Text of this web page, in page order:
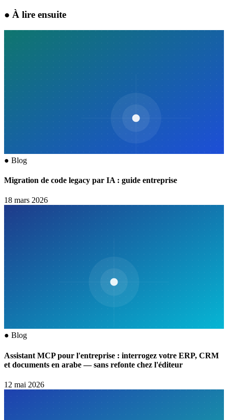
● À lire ensuite
● Blog
Migration de code legacy par IA : guide entreprise
18 mars 2026
● Blog
Assistant MCP pour l'entreprise : interrogez votre ERP, CRM
et documents en arabe — sans refonte chez l'éditeur
12 mai 2026